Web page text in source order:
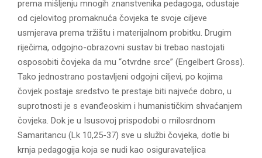
prema mišljenju mnogih znanstvenika pedagoga, odustaje
od cjelovitog promaknuća čovjeka te svoje ciljeve
usmjerava prema tržištu i materijalnom probitku. Drugim
riječima, odgojno-obrazovni sustav bi trebao nastojati
osposobiti čovjeka da mu “otvrdne srce” (Engelbert Gross).
Tako jednostrano postavljeni odgojni ciljevi, po kojima
čovjek postaje sredstvo te prestaje biti najveće dobro, u
suprotnosti je s evanđeoskim i humanističkim shvaćanjem
čovjeka. Dok je u Isusovoj prispodobi o milosrdnom
Samaritancu (Lk 10,25-37) sve u službi čovjeka, dotle bi
krnja pedagogija koja se nudi kao osiguravateljica